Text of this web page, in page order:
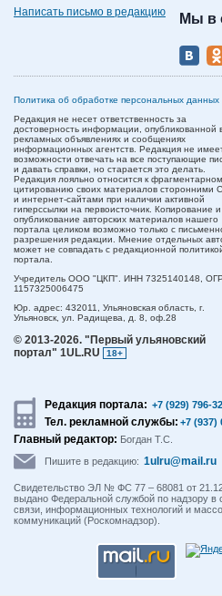
Написать письмо в редакцию
Мы в
Политика об обработке персональных данных
Редакция не несет ответственность за
достоверность информации, опубликованной
рекламных объявлениях и сообщениях
информационных агентств. Редакция не
возможности отвечать на все поступающие
и давать справки, но старается это делать.
Редакция лояльно относится к
цитированию своих материалов сторонними
и интернет-сайтами при наличии активной
гиперссылки на первоисточник. Копирование и
опубликование авторских материалов нашего
портала целиком возможно только с
разрешения редакции. Мнение отдельных
может не совпадать с редакционной
портала.
Учредитель ООО "ЦКП". ИНН 7325140148,
1157325006475
Юр. адрес: 432011, Ульяновская область, г.
Ульяновск, ул. Радищева, д. 8, оф.28
© 2013-2026. "Первый ульяновский
портал" 1UL.RU
18+
Редакция портала: +7 (929) 796-
Тел. рекламной службы: +7 (937)
Главный редактор: Богдан Т.С.
Пишите в редакцию: 1ulru@mail.ru
Свидетельство ЭЛ № ФС 77 – 68081 от
выдано Федеральной службой по надзору в
связи, информационных технологий и
коммуникаций (Роскомнадзор).